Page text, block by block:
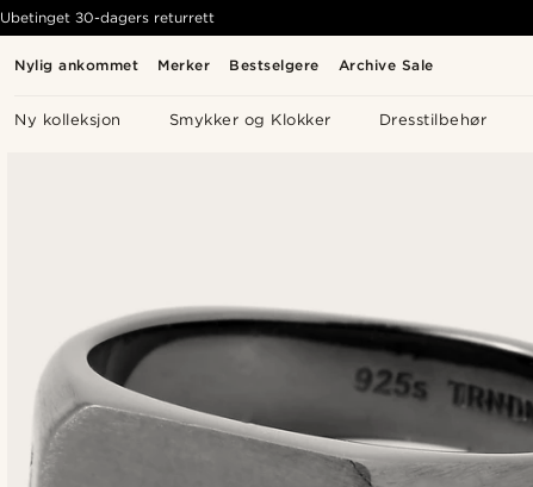
Nylig ankommet Merker Bestselgere Archive Sale
Ny kolleksjon Smykker og Klokker Dresstilbehør
Ubetinget 30-dagers returrett